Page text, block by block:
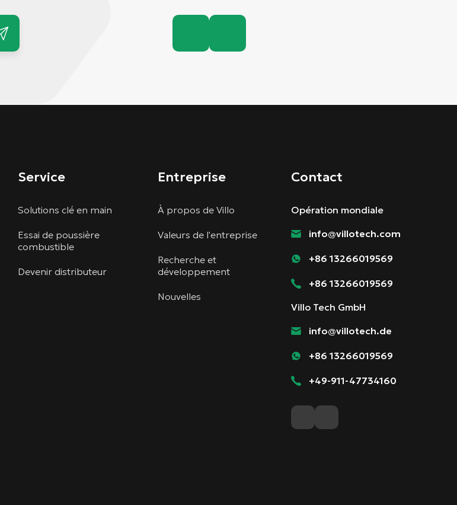
Service
Solutions clé en main
Essai de poussière
combustible
Devenir distributeur
Entreprise
À propos de Villo
Valeurs de l'entreprise
Recherche et
développement
Nouvelles
Contact
Opération mondiale
info@villotech.com
+86 13266019569
+86 13266019569
Villo Tech GmbH
info@villotech.de
+86 13266019569
+49-911-47734160